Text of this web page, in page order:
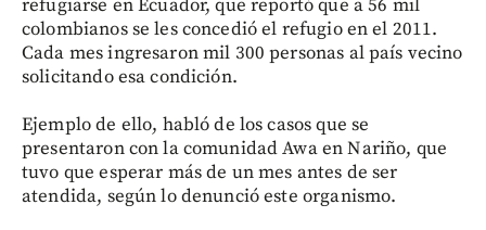
refugiarse en Ecuador, que reportó que a 56 mil
colombianos se les concedió el refugio en el 2011.
Cada mes ingresaron mil 300 personas al país vecino
solicitando esa condición.
Ejemplo de ello, habló de los casos que se
presentaron con la comunidad Awa en Nariño, que
tuvo que esperar más de un mes antes de ser
atendida, según lo denunció este organismo.